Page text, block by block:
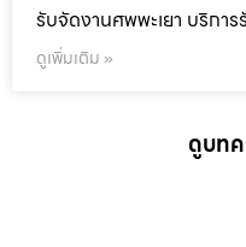
รับจัดงานศพพะเยา บริกา
ดูเพิ่มเติม »
ดูบท